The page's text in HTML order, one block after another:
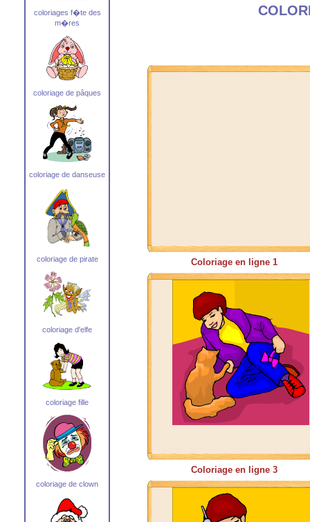
coloriages f�te des
m�res
coloriage de pâques
coloriage de danseuse
coloriage de pirate
coloriage d'elfe
coloriage fille
coloriage de clown
Coloriage en ligne 1
Coloriage en ligne 3